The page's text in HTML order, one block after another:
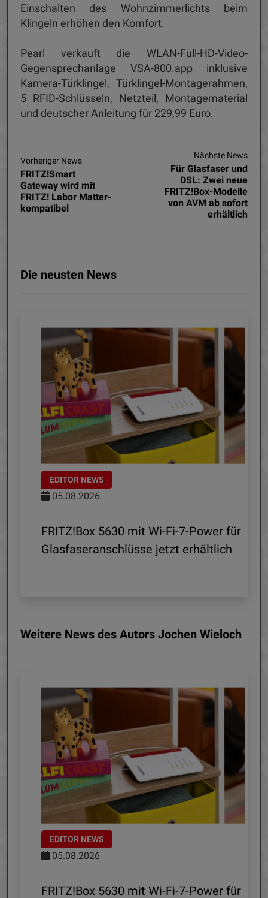
Einschalten des Wohnzimmerlichts beim
Klingeln erhöhen den Komfort.
Pearl verkauft die WLAN-Full-HD-Video-
Gegensprechanlage VSA-800.app inklusive
Kamera-Türklingel, Türklingel-Montagerahmen,
5 RFID-Schlüsseln, Netzteil, Montagematerial
und deutscher Anleitung für 229,99 Euro.
Vorheriger News
FRITZ!Smart
Gateway wird mit
FRITZ! Labor Matter-
kompatibel
Nächste News
Für Glasfaser und
DSL: Zwei neue
FRITZ!Box-Modelle
von AVM ab sofort
erhältlich
Die neusten News
EDITOR NEWS
05.08.2026
FRITZ!Box 5630 mit Wi-Fi-7-Power für
Glasfaseranschlüsse jetzt erhältlich
Weitere News des Autors Jochen Wieloch
EDITOR NEWS
05.08.2026
FRITZ!Box 5630 mit Wi-Fi-7-Power für